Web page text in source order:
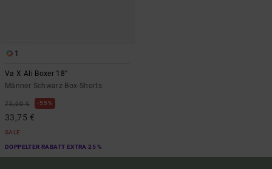
1
Va X Ali Boxer 18"
Männer Schwarz Box-Shorts
75,00 € 55%
33,75 €
SALE
DOPPELTER RABATT EXTRA 25 %